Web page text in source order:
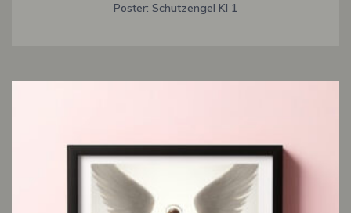
Poster: Schutzengel KI 1